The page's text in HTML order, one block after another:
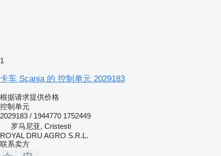
1
卡车 Scania 的 控制单元 2029183
根据请求提供价格
控制单元
2029183 / 1944770 1752449
罗马尼亚, Cristesti
ROYAL DRU AGRO S.R.L.
联系卖方